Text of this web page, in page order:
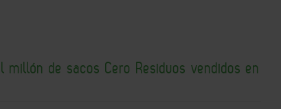
millón de sacos Cero Residuos vendidos en